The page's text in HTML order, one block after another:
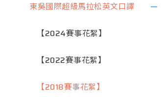
東吳國際超級馬拉松英文口譯
【2024賽事花絮】
【2022賽事花絮】
【2018賽事花絮】